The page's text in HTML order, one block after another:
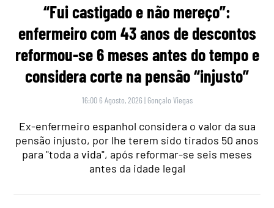
“Fui castigado e não mereço”:
enfermeiro com 43 anos de descontos
reformou-se 6 meses antes do tempo e
considera corte na pensão “injusto”
16:00 6 Agosto, 2026 | Gonçalo Viegas
Ex-enfermeiro espanhol considera o valor da sua
pensão injusto, por lhe terem sido tirados 50 anos
para "toda a vida", após reformar-se seis meses
antes da idade legal